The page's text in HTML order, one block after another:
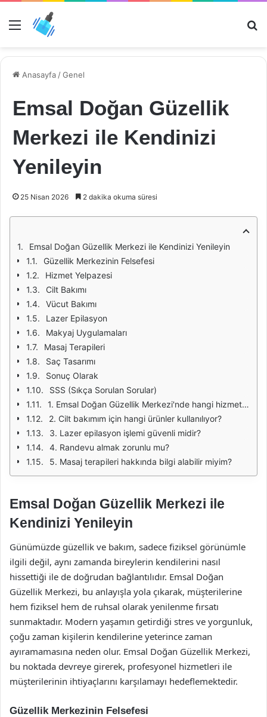
Menü
Anasayfa /Genel
Emsal Doğan Güzellik
Merkezi ile Kendinizi
Yenileyin
25 Nisan 2026 2 dakika okuma süresi
Emsal Doğan Güzellik Merkezi ile Kendinizi Yenileyin
Güzellik Merkezinin Felsefesi
Hizmet Yelpazesi
Cilt Bakımı
Vücut Bakımı
Lazer Epilasyon
Makyaj Uygulamaları
Masaj Terapileri
Saç Tasarımı
Sonuç Olarak
SSS (Sıkça Sorulan Sorular)
1. Emsal Doğan Güzellik Merkezi'nde hangi hizmetler sunulmaktadır?
2. Cilt bakımım için hangi ürünler kullanılıyor?
3. Lazer epilasyon işlemi güvenli midir?
4. Randevu almak zorunlu mu?
5. Masaj terapileri hakkında bilgi alabilir miyim?
Emsal Doğan Güzellik Merkezi ile
Kendinizi Yenileyin
Günümüzde güzellik ve bakım, sadece fiziksel görünümle
ilgili değil, aynı zamanda bireylerin kendilerini nasıl
hissettiği ile de doğrudan bağlantılıdır. Emsal Doğan
Güzellik Merkezi, bu anlayışla yola çıkarak, müşterilerine
hem fiziksel hem de ruhsal olarak yenilenme fırsatı
sunmaktadır. Modern yaşamın getirdiği stres ve yorgunluk,
çoğu zaman kişilerin kendilerine yeterince zaman
ayıramamasına neden olur. Emsal Doğan Güzellik Merkezi,
bu noktada devreye girerek, profesyonel hizmetleri ile
müşterilerinin ihtiyaçlarını karşılamayı hedeflemektedir.
Güzellik Merkezinin Felsefesi